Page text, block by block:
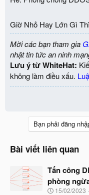
Giờ Nhỏ Hay Lớn Gì
Mời các bạn tham gia
nhật tin tức an ninh
Lưu ý từ WhiteHat:
không làm điều xấu.
Bạn phải đăng
Bài viết liên quan
Tấn công
phòng
N
15/02/2023